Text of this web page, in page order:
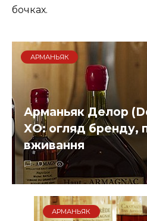
бочках.
АРМАНЬЯК
Арманьяк Делор
XO: огляд бренду,
вживання
0
АРМАНЬЯК